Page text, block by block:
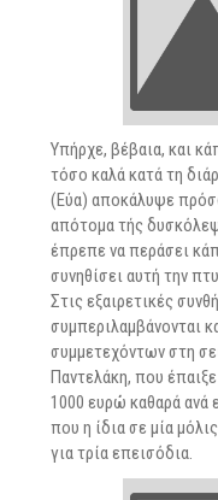
Υπήρχε, βέβαια, και
τόσο καλά κατά τη
(Εύα) αποκάλυψε
απότομα τής
έπρεπε να περάσει
συνηθίσει αυτή την
Στις εξαιρετικές
συμπεριλαμβάνονται
συμμετεχόντων στη
Παντελάκη, που
1000 ευρώ καθαρά ανά
που η ίδια σε μία
για τρία επεισόδια.